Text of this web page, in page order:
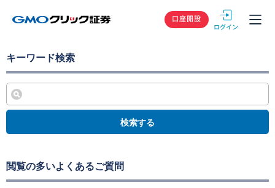
GMOクリック
口座開設
キーワード検索
検索する
閲覧の多いよくあるご質問